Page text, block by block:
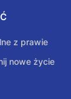
z prawie
nowe życie